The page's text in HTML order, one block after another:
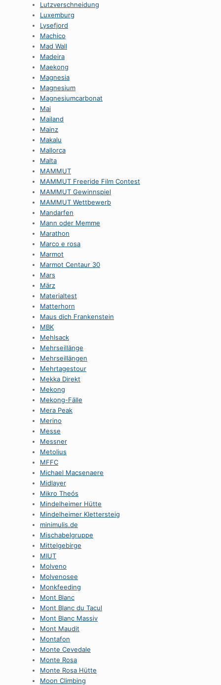
Lutzverschneidung
Luxemburg
Lysefjord
Machico
Mad Wall
Madeira
Maekong
Magnesia
Magnesium
Magnesiumcarbonat
Mai
Mailand
Mainz
Makalu
Mallorca
Malta
MAMMUT
MAMMUT Freeride Film Contest
MAMMUT Gewinnspiel
MAMMUT Wettbewerb
Mandarfen
Mann oder Memme
Marathon
Marco e rosa
Marmot
Marmot Centaur 30
Mars
März
Materialtest
Matterhorn
Maus dich Frankenstein
MBK
Mehlsack
Mehrseillänge
Mehrseillängen
Mehrtagestour
Mekka Direkt
Mekong
Mekong-Fälle
Mera Peak
Merino
Messe
Messner
Metolius
MFFC
Michael Macsenaere
Midlayer
Mikro Theós
Mindelheimer Hütte
Mindelheimer Klettersteig
minimulis.de
Mischabelgruppe
Mittelgebirge
MIUT
Molveno
Molvenosee
Monkfeeding
Mont Blanc
Mont Blanc du Tacul
Mont Blanc Massiv
Mont Maudit
Montafon
Monte Cevedale
Monte Rosa
Monte Rosa Hütte
Moon Climbing